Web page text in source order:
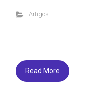
Artigos
Read More